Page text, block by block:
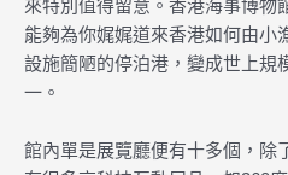
來特別值得留意。香港海事博物
能夠為你娓娓道來香港如何由小
設施簡陋的停泊港，變成世上規
一。
館內單是展覽廳便有十多個，除